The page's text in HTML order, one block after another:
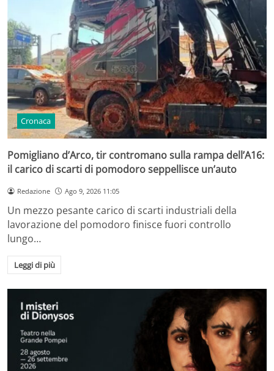
Cronaca
Pomigliano d’Arco, tir contromano sulla rampa dell’A16:
il carico di scarti di pomodoro seppellisce un’auto
Redazione Ago 9, 2026 11:05
Un mezzo pesante carico di scarti industriali della
lavorazione del pomodoro finisce fuori controllo
lungo…
Leggi di più